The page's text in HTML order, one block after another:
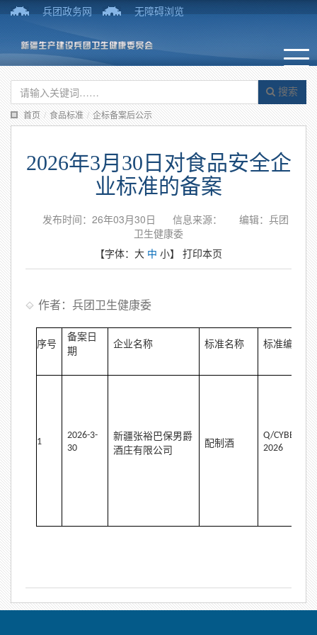
兵团政务网 无障碍浏览
搜索
首页 / 食品标准 / 企标备案后公示
2026年3月30日对食品安全企
业标准的备案
发布时间：26年03月30日 信息来源：
编辑：兵团
卫生健康委
【字体： 大 中 小】 打印本页
作者：兵团卫生健康委
序号
备案日
期
企业名称 标准名称 标准编号
1
2026-3-
30
新疆张裕巴保男爵
酒庄有限公司
配制酒
Q/
2026